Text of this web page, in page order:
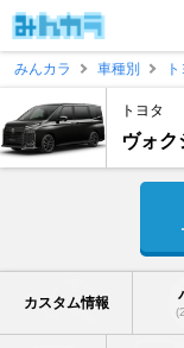
みんカラ
車種別
トヨタ
ヴォク
カスタム情報